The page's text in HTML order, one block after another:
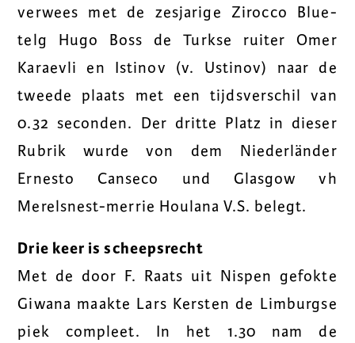
verwees met de zesjarige Zirocco Blue-
telg Hugo Boss de Turkse ruiter Omer
Karaevli en Istinov (v. Ustinov) naar de
tweede plaats met een tijdsverschil van
0.32 seconden. Der dritte Platz in dieser
Rubrik wurde von dem Niederländer
Ernesto Canseco und Glasgow vh
Merelsnest-merrie Houlana V.S. belegt.
Drie keer is scheepsrecht
Met de door F. Raats uit Nispen gefokte
Giwana maakte Lars Kersten de Limburgse
piek compleet. In het 1.30 nam de